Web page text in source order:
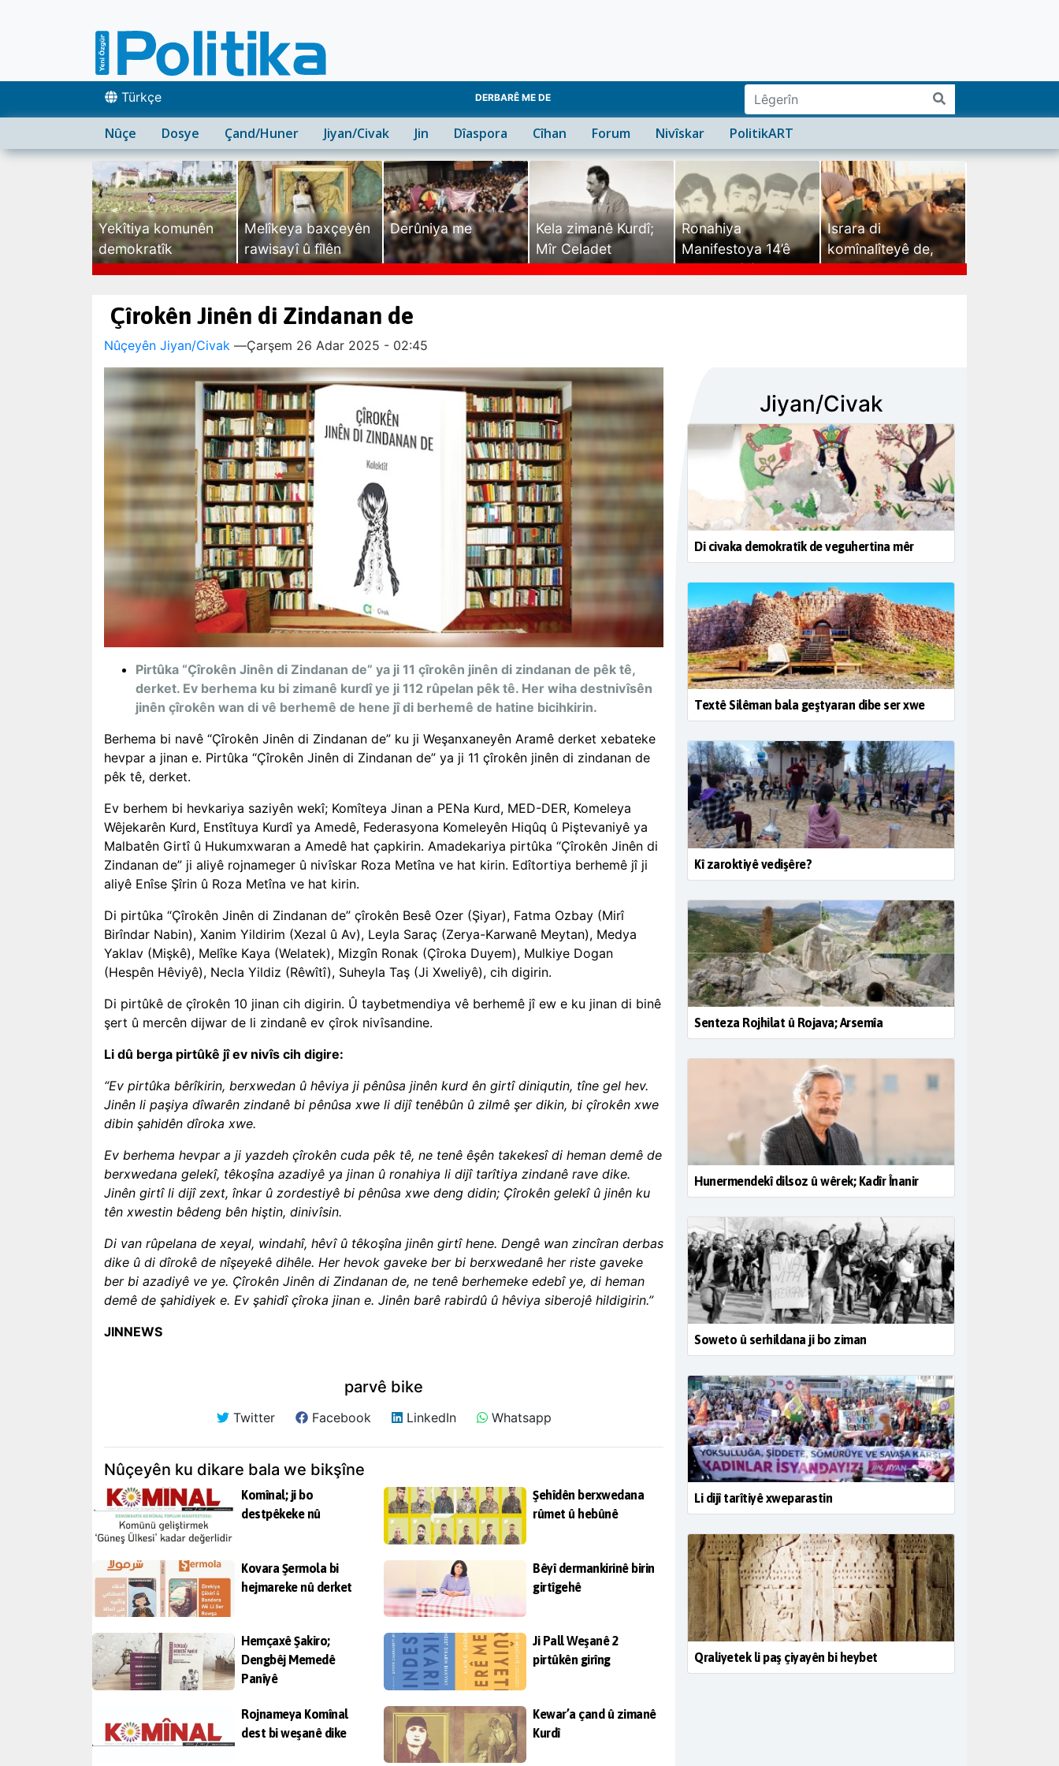
Türkçe DERBARÊ ME DE
Nûçe Dosye Çand/Huner Jiyan/Civak Jin Dîaspora Cîhan Forum Nivîskar PolitikART
Yekîtiya komunên
demokratîk
Melîkeya baxçeyên
rawisayî û fîlên
Derûniya me
Kela zimanê Kurdî;
Mîr Celadet
Ronahiya
Manifestoya 14’ê
Israra di
komînalîteyê de,
Çîrokên Jinên di Zindanan de
Nûçeyên Jiyan/Civak —Çarşem 26 Adar 2025 - 02:45
Pirtûka “Çîrokên Jinên di Zindanan de” ya ji 11 çîrokên jinên di zindanan de pêk tê,
derket. Ev berhema ku bi zimanê kurdî ye ji 112 rûpelan pêk tê. Her wiha destnivîsên
jinên çîrokên wan di vê berhemê de hene jî di berhemê de hatine bicihkirin.
Berhema bi navê “Çîrokên Jinên di Zindanan de” ku ji Weşanxaneyên Aramê derket xebateke
hevpar a jinan e. Pirtûka “Çîrokên Jinên di Zindanan de” ya ji 11 çîrokên jinên di zindanan de
pêk tê, derket.
Ev berhem bi hevkariya saziyên wekî; Komîteya Jinan a PENa Kurd, MED-DER, Komeleya
Wêjekarên Kurd, Enstîtuya Kurdî ya Amedê, Federasyona Komeleyên Hiqûq û Piştevaniyê ya
Malbatên Girtî û Hukumxwaran a Amedê hat çapkirin. Amadekariya pirtûka “Çîrokên Jinên di
Zindanan de” ji aliyê rojnameger û nivîskar Roza Metîna ve hat kirin. Edîtortiya berhemê jî ji
aliyê Enîse Şîrin û Roza Metîna ve hat kirin.
Di pirtûka “Çîrokên Jinên di Zindanan de” çîrokên Besê Ozer (Şiyar), Fatma Ozbay (Mirî
Birîndar Nabin), Xanim Yildirim (Xezal û Av), Leyla Saraç (Zerya-Karwanê Meytan), Medya
Yaklav (Mişkê), Melîke Kaya (Welatek), Mizgîn Ronak (Çîroka Duyem), Mulkiye Dogan
(Hespên Hêviyê), Necla Yildiz (Rêwîtî), Suheyla Taş (Ji Xweliyê), cih digirin.
Di pirtûkê de çîrokên 10 jinan cih digirin. Û taybetmendiya vê berhemê jî ew e ku jinan di binê
şert û mercên dijwar de li zindanê ev çîrok nivîsandine.
Li dû berga pirtûkê jî ev nivîs cih digire:
“Ev pirtûka bêrîkirin, berxwedan û hêviya ji pênûsa jinên kurd ên girtî diniqutin, tîne gel hev.
Jinên li paşiya dîwarên zindanê bi pênûsa xwe li dijî tenêbûn û zilmê şer dikin, bi çîrokên xwe
dibin şahidên dîroka xwe.
Ev berhema hevpar a ji yazdeh çîrokên cuda pêk tê, ne tenê êşên takekesî di heman demê de
berxwedana gelekî, têkoşîna azadiyê ya jinan û ronahiya li dijî tarîtiya zindanê rave dike.
Jinên girtî li dijî zext, înkar û zordestiyê bi pênûsa xwe deng didin; Çîrokên gelekî û jinên ku
tên xwestin bêdeng bên hiştin, dinivîsin.
Di van rûpelana de xeyal, windahî, hêvî û têkoşîna jinên girtî hene. Dengê wan zincîran derbas
dike û di dîrokê de nîşeyekê dihêle. Her hevok gaveke ber bi berxwedanê her riste gaveke
ber bi azadiyê ve ye. Çîrokên Jinên di Zindanan de, ne tenê berhemeke edebî ye, di heman
demê de şahidiyek e. Ev şahidî çîroka jinan e. Jinên barê rabirdû û hêviya siberojê hildigirin.”
JINNEWS
parvê bike
Twitter Facebook LinkedIn Whatsapp
Nûçeyên ku dikare bala we bikşîne
Komînal; ji bo
destpêkeke nû
Şehîdên berxwedana
rûmet û hebûnê
Kovara Şermola bi
hejmareke nû derket
Bêyî dermankirinê birin
girtîgehê
Hemçaxê Şakiro;
Dengbêj Memedê
Panîyê
Ji Pall Weşanê 2
pirtûkên girîng
Rojnameya Komînal
dest bi weşanê dike
Kewar’a çand û zimanê
Kurdî
Jiyan/Civak
Di civaka demokratîk de veguhertina mêr
Textê Silêman bala geştyaran dibe ser xwe
Kî zaroktiyê vedişêre?
Senteza Rojhilat û Rojava; Arsemîa
Hunermendekî dilsoz û wêrek; Kadîr Înanir
Soweto û serhildana ji bo ziman
Li dijî tarîtiyê xweparastin
Qraliyetek li paş çiyayên bi heybet